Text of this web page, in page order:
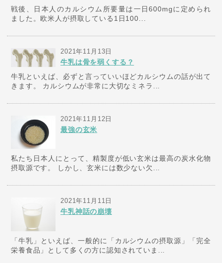
戦後、日本人のカルシウム所要量は一日600mgに定められ
ました。欧米人が摂取している1日100...
2021年11月13日
牛乳は骨を弱くする？
牛乳といえば、必ずと言っていいほどカルシウムの話が出て
きます。 カルシウムが非常に大切なミネラ...
2021年11月12日
最強の玄米
私たち日本人にとって、精製度が低い玄米は最高の炭水化物
摂取源です。 しかし、玄米には数少ない欠...
2021年11月11日
牛乳神話の崩壊
「牛乳」といえば、一般的に「カルシウムの摂取源」「完全
栄養食品」として多くの方に認知されていま...